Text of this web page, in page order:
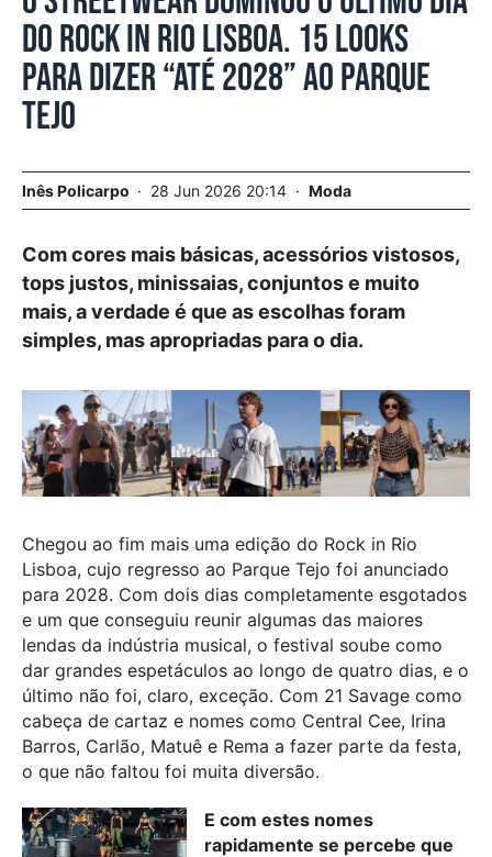
do Rock in Rio Lisboa. 15 looks
para dizer “até 2028” ao Parque
Tejo
Inês Policarpo 28 Jun 2026 20:14 Moda
Com cores mais básicas, acessórios vistosos,
tops justos, minissaias, conjuntos e muito
mais, a verdade é que as escolhas foram
simples, mas apropriadas para o dia.
Chegou ao fim mais uma edição do Rock in Rio
Lisboa, cujo regresso ao Parque Tejo foi anunciado
para 2028. Com dois dias completamente esgotados
e um que conseguiu reunir algumas das maiores
lendas da indústria musical, o festival soube como
dar grandes espetáculos ao longo de quatro dias, e o
último não foi, claro, exceção. Com 21 Savage como
cabeça de cartaz e nomes como Central Cee, Irina
Barros, Carlão, Matuê e Rema a fazer parte da festa,
o que não faltou foi muita diversão.
E com estes nomes
rapidamente se percebe que